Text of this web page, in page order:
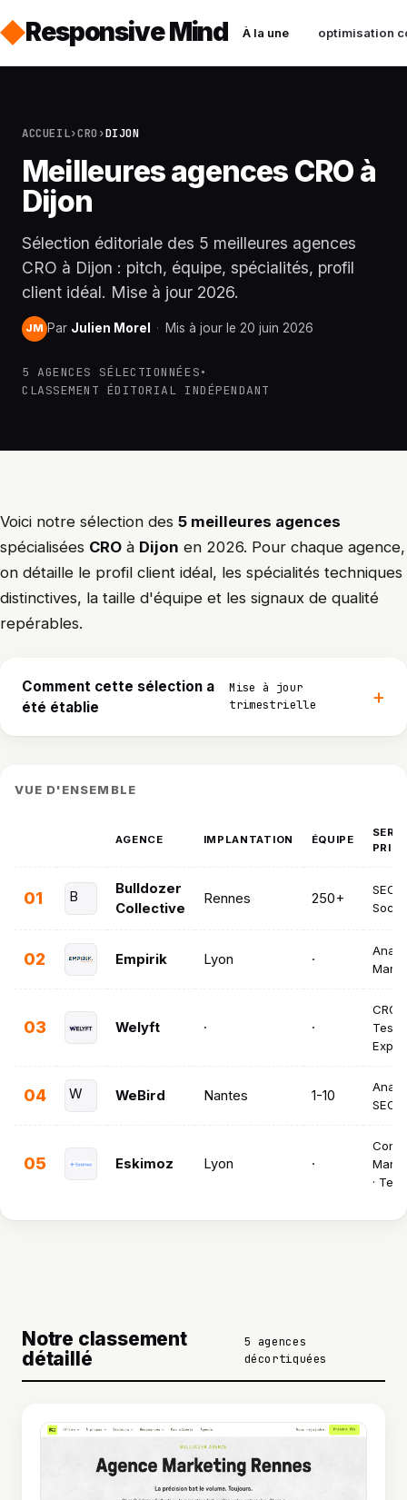
Responsive Mind À la une optimisation
ACCUEIL›CRO ›DIJON
Meilleures agences CRO à
Dijon
Sélection éditoriale des 5 meilleures agences
CRO à Dijon : pitch, équipe, spécialités, profil
client idéal. Mise à jour 2026.
JM Par Julien Morel · Mis à jour le 20 juin 2026
5 AGENCES SÉLECTIONNÉES•
CLASSEMENT ÉDITORIAL INDÉPENDANT
Voici notre sélection des 5 meilleures agences
spécialisées CRO à Dijon en 2026. Pour chaque agence,
on détaille le profil client idéal, les spécialités techniques
distinctives, la taille d'équipe et les signaux de qualité
repérables.
Comment cette sélection a
été établie
Mise à jour
trimestrielle
VUE D'ENSEMBLE
AGENCE IMPLANTATION ÉQUIPE
01 B
Bulldozer
Collective
Rennes 250+
SEO ·
02 Empirik Lyon ·
03 Welyft · ·
CRO
04 W WeBird Nantes 1-10
SEO
05 Eskimoz Lyon ·
·
Notre classement
détaillé
5 agences
décortiquées